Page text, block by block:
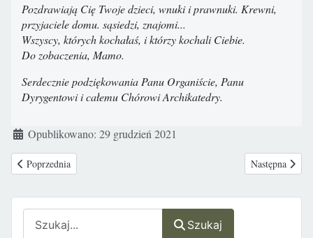
Szukaj
Pozdrawiają Cię Twoje dzieci, wnuki i prawnuki. Krewni,
przyjaciele domu. sąsiedzi, znajomi...
Wszyscy, których kochałaś, i którzy kochali Ciebie.
Do zobaczenia, Mamo.
Serdecznie podziękowania Panu Organiście, Panu
Dyrygentowi i całemu Chórowi Archikatedry.
Szczegóły
Opublikowano: 29 grudzień 2021
Poprzednia strona: Ś.P. Wacław Schulta
Poprzednia Następna
Następna